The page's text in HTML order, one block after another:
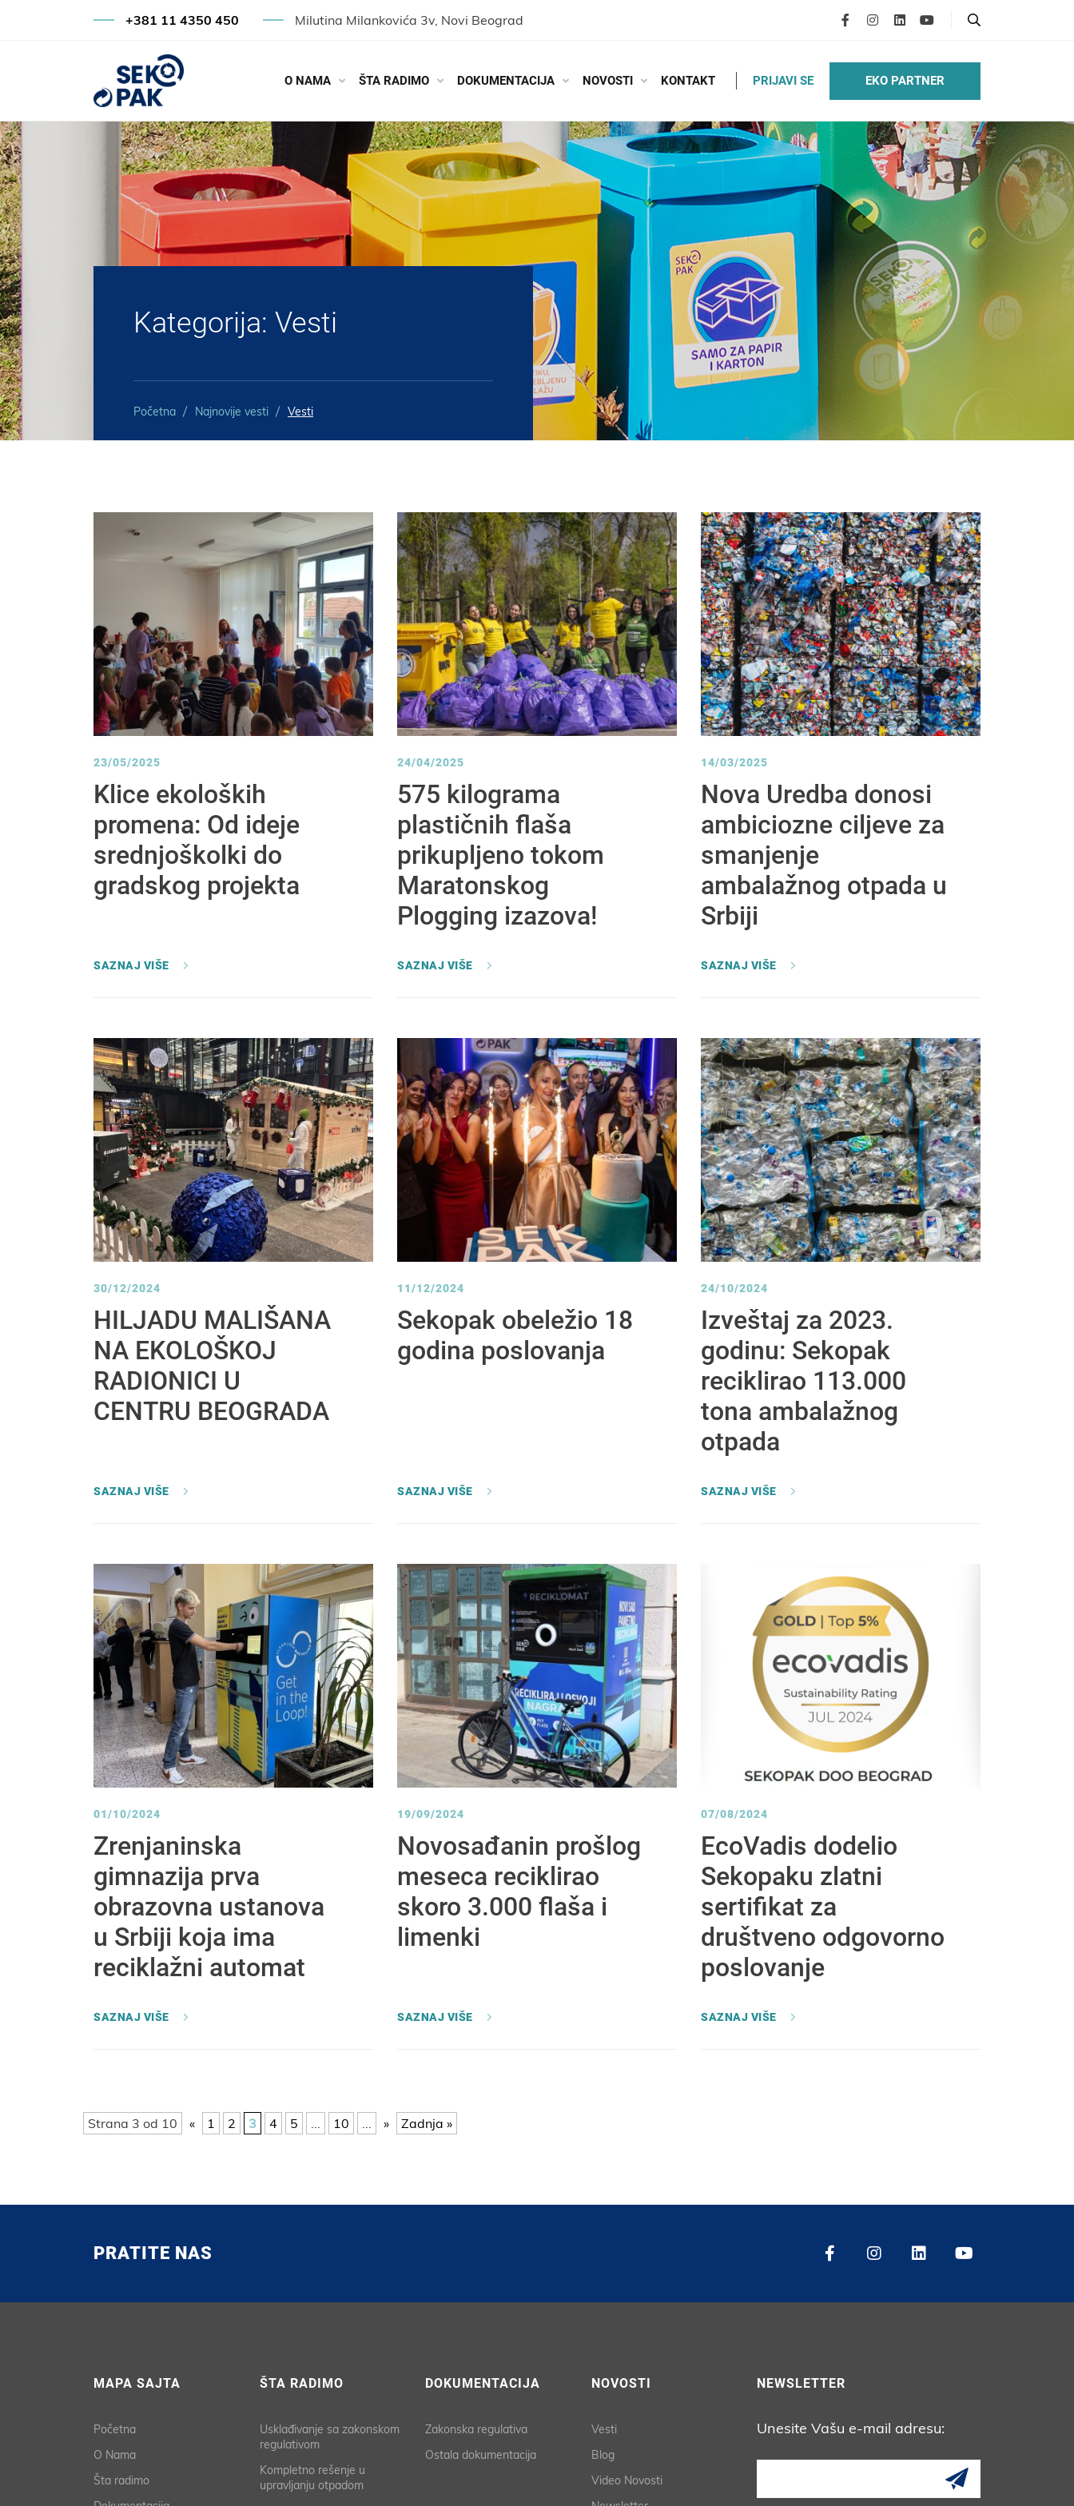
+381 11 4350 450 Milutina Milankovića 3v, Novi Beograd
O NAMA ŠTA RADIMO DOKUMENTACIJA NOVOSTI KONTAKT PRIJAVI SE EKO PARTNER
Kategorija: Vesti
Početna Najnovije vesti Vesti
23/05/2025
Klice ekoloških
promena: Od ideje
srednjoškolki do
gradskog projekta
SAZNAJ VIŠE
24/04/2025
575 kilograma
plastičnih flaša
prikupljeno tokom
Maratonskog
Plogging izazova!
SAZNAJ VIŠE
14/03/2025
Nova Uredba donosi
ambiciozne ciljeve za
smanjenje
ambalažnog otpada u
Srbiji
SAZNAJ VIŠE
30/12/2024
HILJADU MALIŠANA
NA EKOLOŠKOJ
RADIONICI U
CENTRU BEOGRADA
SAZNAJ VIŠE
11/12/2024
Sekopak obeležio 18
godina poslovanja
SAZNAJ VIŠE
24/10/2024
Izveštaj za 2023.
godinu: Sekopak
reciklirao 113.000
tona ambalažnog
otpada
SAZNAJ VIŠE
01/10/2024
Zrenjaninska
gimnazija prva
obrazovna ustanova
u Srbiji koja ima
reciklažni automat
SAZNAJ VIŠE
19/09/2024
Novosađanin prošlog
meseca reciklirao
skoro 3.000 flaša i
limenki
SAZNAJ VIŠE
07/08/2024
EcoVadis dodelio
Sekopaku zlatni
sertifikat za
društveno odgovorno
poslovanje
SAZNAJ VIŠE
Strana 3 od 10 « 1 2 3 4 5 ... 10 ... » Zadnja »
PRATITE NAS
MAPA SAJTA
Početna
O Nama
Šta radimo
ŠTA RADIMO
Usklađivanje sa zakonskom
regulativom
Kompletno rešenje u
upravljanju otpadom
DOKUMENTACIJA
Zakonska regulativa
Ostala dokumentacija
NOVOSTI
Vesti
Blog
Video Novosti
NEWSLETTER
Unesite Vašu e-mail adresu: